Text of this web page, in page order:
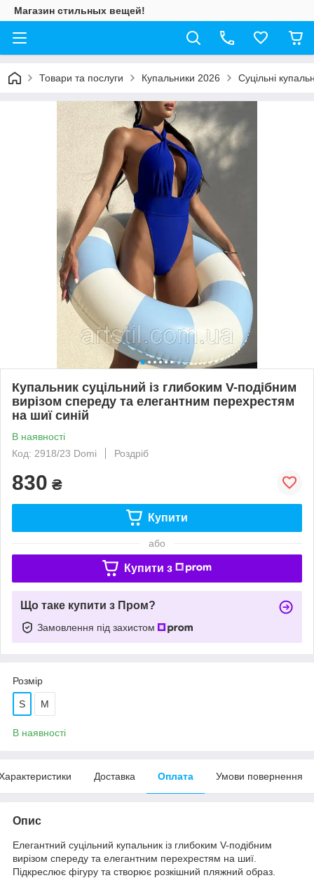
Магазин стильных вещей!
Товари та послуги Купальники 2026 Суцільні
Купальник суцільний із глибоким V-подібним
вирізом спереду та елегантним перехрестям
на шиї синій
В наявності
Код: 2918/23 Domi
Роздріб
830 ₴
Купити
або
Купити з
Що таке купити з Пром?
Замовлення під захистом
Розмір
S M
В наявності
Доставка Оплата Умови повернення
Опис
Елегантний суцільний купальник із глибоким V-подібним
вирізом спереду та елегантним перехрестям на шиї.
Підкреслює фігуру та створює розкішний пляжний образ.